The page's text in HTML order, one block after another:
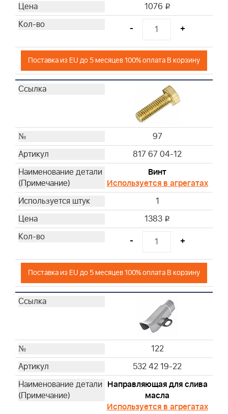
1076 i
- +
Поставка из EU до 5 месяцев 100% оплата В корзину
97
817 67 04-12
Винт
Используется в агрегатах
1
1383 i
- +
Поставка из EU до 5 месяцев 100% оплата В корзину
122
532 42 19-22
Направляющая для слива
масла
Используется в агрегатах